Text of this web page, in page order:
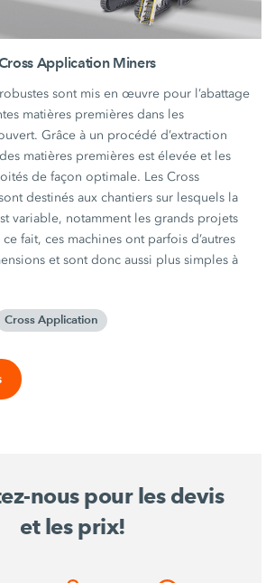
Application Miners
sont mis en œuvre pour l’abattage
matières premières dans les
Grâce à un procédé d’extraction
matières premières est élevée et les
de façon optimale. Les Cross
destinés aux chantiers sur lesquels la
variable, notamment les grands projets
fait, ces machines ont parfois d’autres
et sont donc aussi plus simples à
Cross Application
nous pour les devis
et les prix!